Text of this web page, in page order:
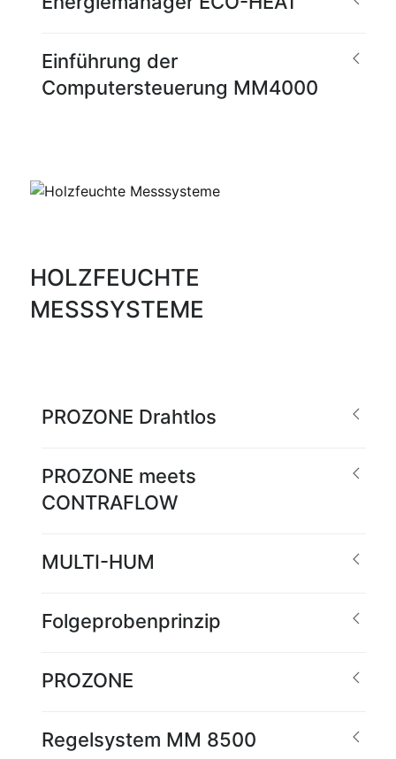
Einführung der
Computersteuerung MM4000
HOLZFEUCHTE
MESSSYSTEME
PROZONE Drahtlos
PROZONE meets
CONTRAFLOW
MULTI-HUM
Folgeprobenprinzip
PROZONE
Regelsystem MM 8500